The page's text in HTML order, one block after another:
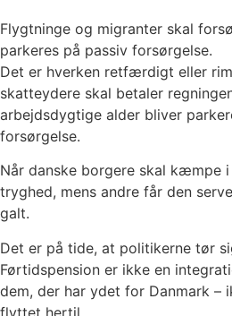
Flygtninge og migranter skal
parkeres på passiv forsørgelse.
Det er hverken retfærdigt eller
skatteydere skal betaler
arbejdsdygtige alder bliver
forsørgelse.
Når danske borgere skal kæmpe
tryghed, mens andre får den
galt.
Det er på tide, at politikerne tør
Førtidspension er ikke en
dem, der har ydet for Danmark –
flyttet hertil.